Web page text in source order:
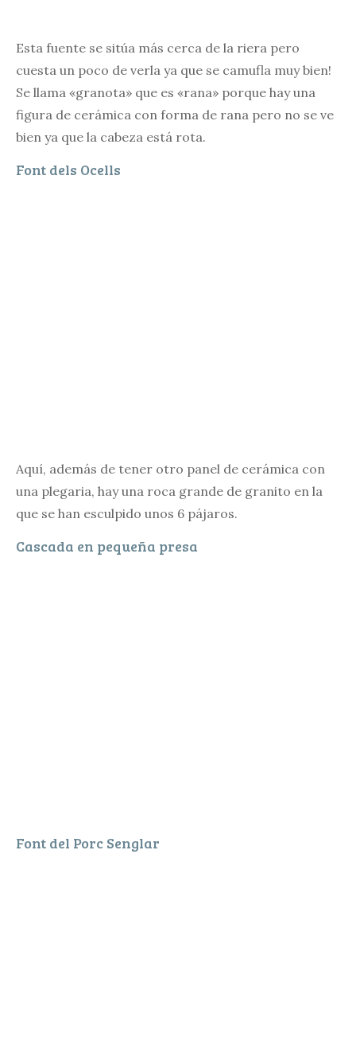
Esta fuente se sitúa más cerca de la riera pero
cuesta un poco de verla ya que se camufla muy bien!
Se llama «granota» que es «rana» porque hay una
figura de cerámica con forma de rana pero no se ve
bien ya que la cabeza está rota.
Font dels Ocells
Aquí, además de tener otro panel de cerámica con
una plegaria, hay una roca grande de granito en la
que se han esculpido unos 6 pájaros.
Cascada en pequeña presa
Font del Porc Senglar